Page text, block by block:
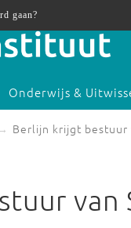
Onderwijs &
Berlijn krijgt bestuur
van
gaan?